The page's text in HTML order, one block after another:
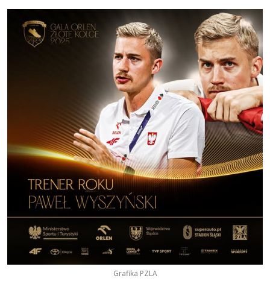
Grafika PZLA